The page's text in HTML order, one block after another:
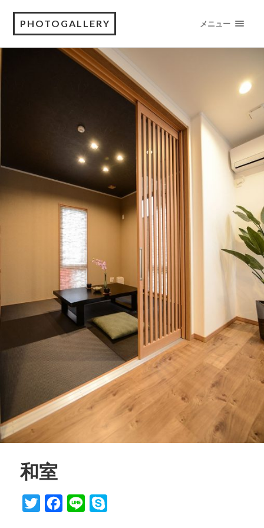
PHOTOGALLERY メニュー
和室
TwitterFacebook
Line